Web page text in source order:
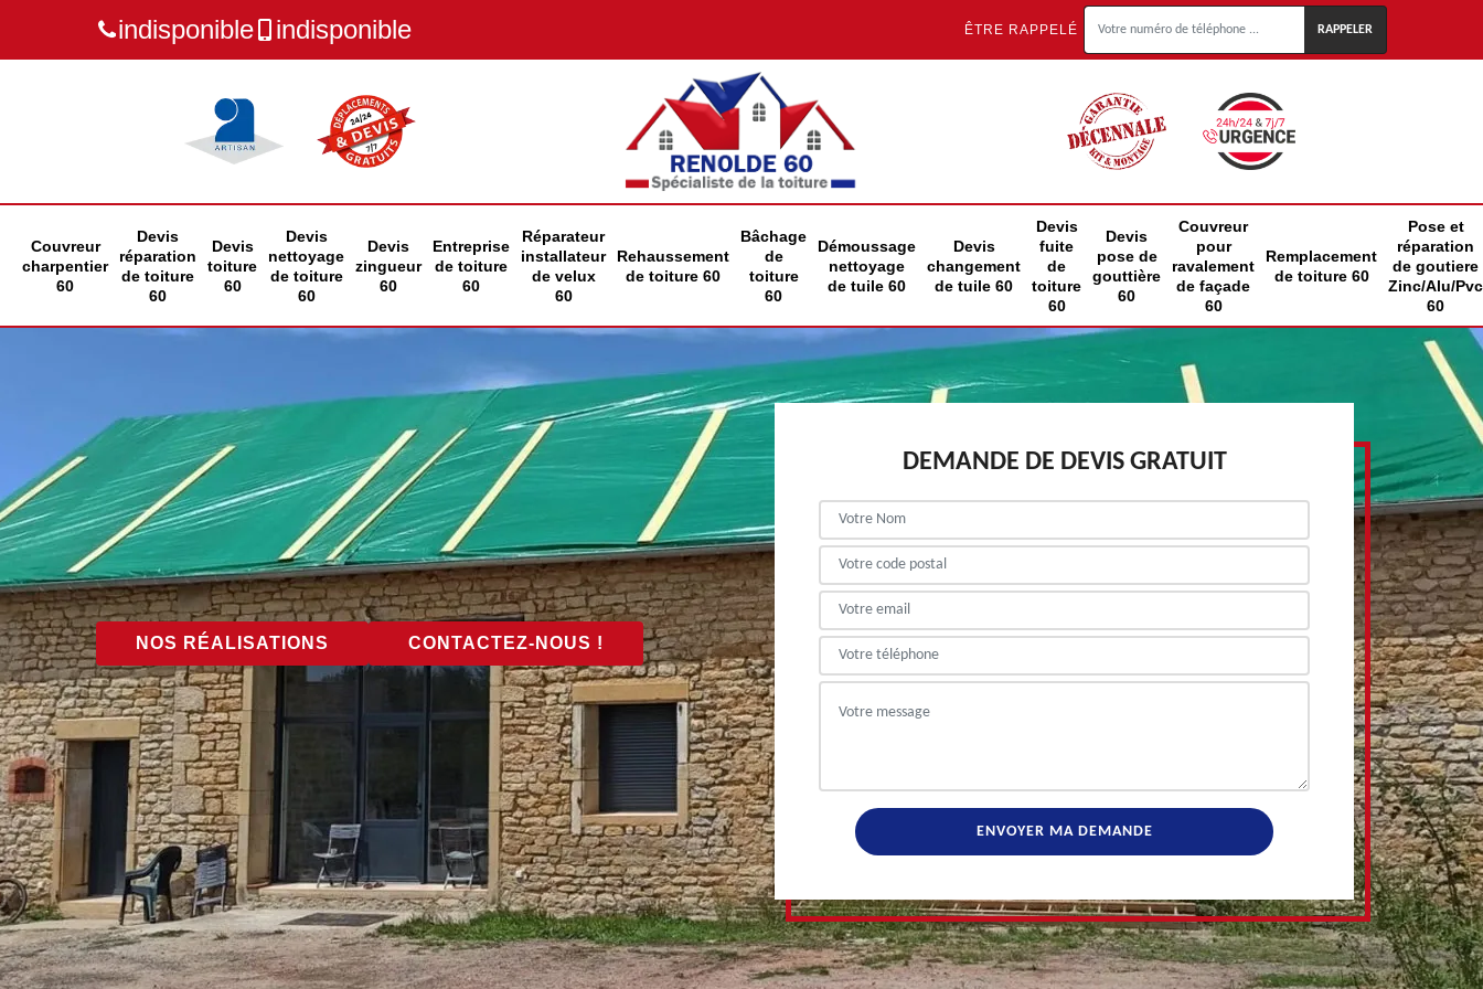
indisponible indisponible ÊTRE RAPPELÉ
Couvreur
charpentier
60
Devis
réparation
de toiture
60
Devis
toiture
60
Devis
nettoyage
de toiture
60
Devis
zingueur
60
Entreprise
de toiture
60
Réparateur
installateur
de velux
60
Rehaussement
de toiture 60
Bâchage
de
toiture
60
Démoussage
nettoyage
de tuile 60
Devis
changement
de tuile 60
Devis
fuite
de
toiture
60
Devis
pose de
gouttière
60
Couvreur
pour
ravalement
de façade
60
Remplacement
de toiture 60
Pose et
réparation
de goutiere
Zinc/Alu/Pvc
60
NOS RÉALISATIONS CONTACTEZ-NOUS !
DEMANDE DE DEVIS GRATUIT